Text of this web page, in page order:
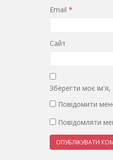
Email *
Сайт
Зберегти моє
Повідомити
Повідомляти